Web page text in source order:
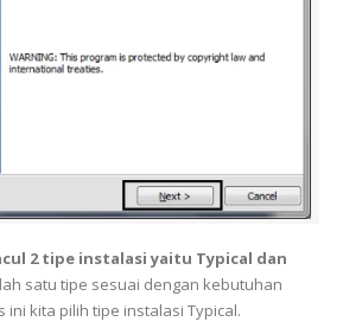
2 tipe instalasi yaitu Typical dan
satu tipe sesuai dengan kebutuhan
ini kita pilih tipe instalasi Typical.